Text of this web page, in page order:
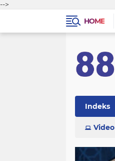
-->
HOME
Indeks
Video